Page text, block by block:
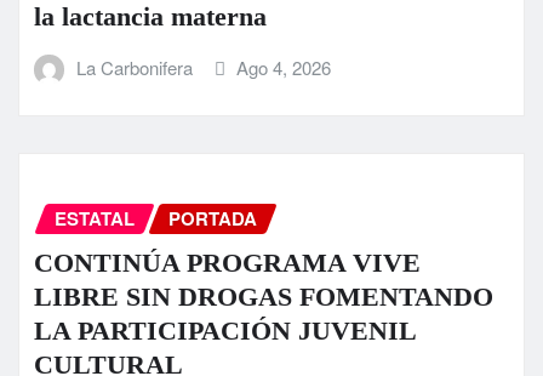
la lactancia materna
La Carbonifera Ago 4, 2026
ESTATAL PORTADA
CONTINÚA PROGRAMA VIVE
LIBRE SIN DROGAS FOMENTANDO
LA PARTICIPACIÓN JUVENIL
CULTURAL